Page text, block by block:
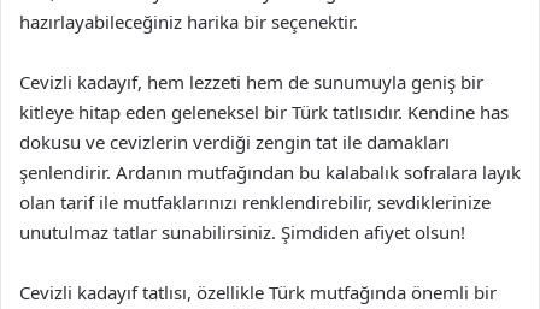
hazırlayabileceğiniz harika bir seçenektir.
Cevizli kadayıf, hem lezzeti hem de sunumuyla geniş bir
kitleye hitap eden geleneksel bir Türk tatlısıdır. Kendine has
dokusu ve cevizlerin verdiği zengin tat ile damakları
şenlendirir. Ardanın mutfağından bu kalabalık sofralara layık
olan tarif ile mutfaklarınızı renklendirebilir, sevdiklerinize
unutulmaz tatlar sunabilirsiniz. Şimdiden afiyet olsun!
Cevizli kadayıf tatlısı, özellikle Türk mutfağında önemli bir